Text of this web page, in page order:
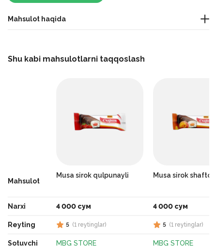
Mahsulot haqida
Shu kabi mahsulotlarni taqqoslash
Mahsulot
Narxi
Reyting
Sotuvchi
Musa sirok qulpunayli
4 000 сум
5 (1 reytinglar)
MBG STORE
Musa sirok shaftoli
4 000 сум
5 (1 reytinglar)
MBG STORE